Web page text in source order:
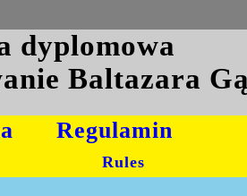
dyplomowa
Baltazara
Regulamin
Rules